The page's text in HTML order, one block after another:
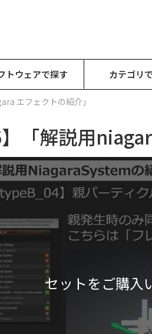
トウェアで探す カテゴリ
エフェクトの紹介」
「解説用
セットをご購入